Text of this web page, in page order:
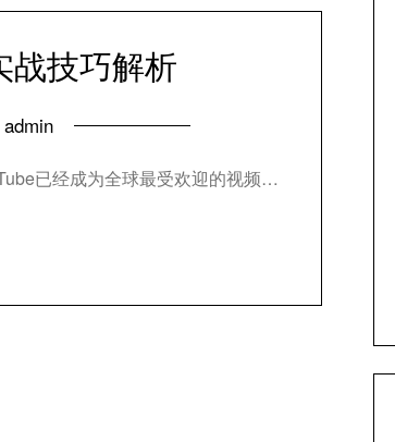
战技巧解析
已经成为全球最受欢迎的视频…